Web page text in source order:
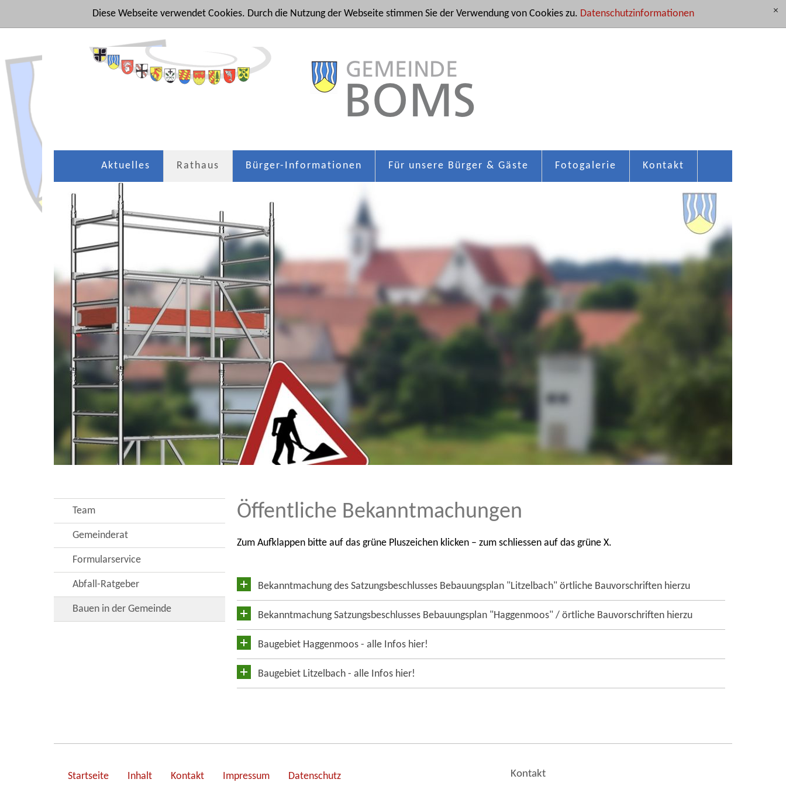
Diese Webseite verwendet Cookies. Durch die Nutzung der Webseite stimmen Sie der Verwendung von Cookies zu. Datenschutzinformationen [x]
Aktuelles Rathaus Bürger-Informationen Für unsere Bürger & Gäste Fotogalerie Kontakt
Team
Gemeinderat
Formularservice
Abfall-Ratgeber
Bauen in der Gemeinde
Öffentliche Bekanntmachungen
Zum Aufklappen bitte auf das grüne Pluszeichen klicken – zum schliessen auf das grüne X.
Bekanntmachung des Satzungsbeschlusses Bebauungsplan "Litzelbach" örtliche Bauvorschriften hierzu
Bekanntmachung Satzungsbeschlusses Bebauungsplan "Haggenmoos" / örtliche Bauvorschriften hierzu
Baugebiet Haggenmoos - alle Infos hier!
Baugebiet Litzelbach - alle Infos hier!
Startseite Inhalt Kontakt Impressum Datenschutz Kontakt